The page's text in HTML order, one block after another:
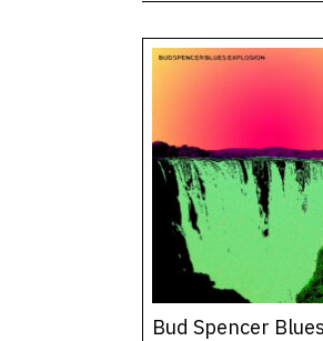
Bud Spencer Blues